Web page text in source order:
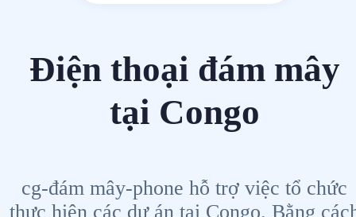
Điện thoại đám mây
tại Congo
cg-đám mây-phone hỗ trợ việc tổ chức
thực hiện các dự án tại Congo. Bằng